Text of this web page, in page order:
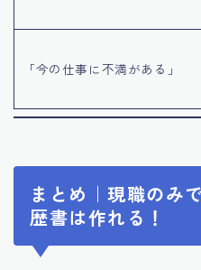
「今の仕事に不満がある」
まとめ｜現職のみ
歴書は作れる！